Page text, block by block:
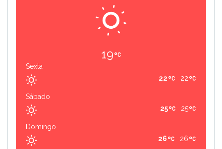
19
Sexta
22
22
Sábado
25
25
Domingo
26
26